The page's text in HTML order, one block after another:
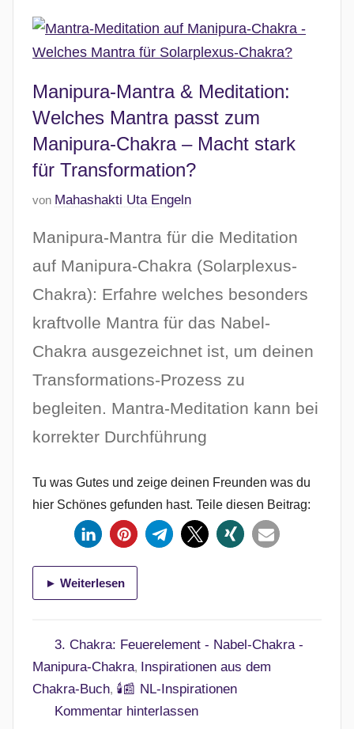
a
r
0
2
6
Manipura-Mantra & Meditation:
Welches Mantra passt zum
Manipura-Chakra – Macht stark
für Transformation?
V
r
ö
f
e
i
h
a
m
.
F
r
u
von Mahashakti Uta Engeln
Manipura-Mantra für die Meditation
auf Manipura-Chakra (Solarplexus-
Chakra): Erfahre welches besonders
kraftvolle Mantra für das Nabel-
Chakra ausgezeichnet ist, um deinen
Transformations-Prozess zu
begleiten. Mantra-Meditation kann bei
korrekter Durchführung
Tu was Gutes und zeige deinen Freunden was du
hier Schönes gefunden hast. Teile diesen Beitrag:
► Weiterlesen
3. Chakra: Feuerelement - Nabel-Chakra -
Manipura-Chakra,
Inspirationen aus dem
Chakra-Buch, 🕯️📰 NL-Inspirationen
Kommentar hinterlassen